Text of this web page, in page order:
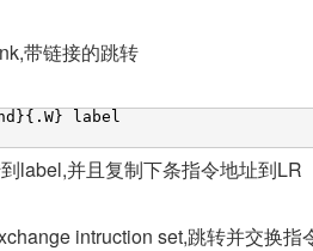
带链接的跳转
label
label,并且复制下条指令地址到LR
intruction set,跳转并交换指